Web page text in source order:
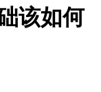
该如何